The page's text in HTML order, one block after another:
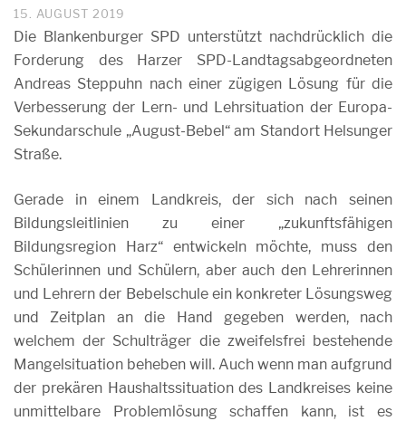
15. AUGUST 2019
Die Blankenburger SPD unterstützt nachdrücklich die
Forderung des Harzer SPD-Landtagsabgeordneten
Andreas Steppuhn nach einer zügigen Lösung für die
Verbesserung der Lern- und Lehrsituation der Europa-
Sekundarschule „August-Bebel“ am Standort Helsunger
Straße.
Gerade in einem Landkreis, der sich nach seinen
Bildungsleitlinien zu einer „zukunftsfähigen
Bildungsregion Harz“ entwickeln möchte, muss den
Schülerinnen und Schülern, aber auch den Lehrerinnen
und Lehrern der Bebelschule ein konkreter Lösungsweg
und Zeitplan an die Hand gegeben werden, nach
welchem der Schulträger die zweifelsfrei bestehende
Mangelsituation beheben will. Auch wenn man aufgrund
der prekären Haushaltssituation des Landkreises keine
unmittelbare Problemlösung schaffen kann, ist es